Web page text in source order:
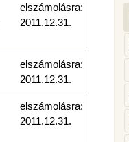
elszámolásra:
2011.12.31.
elszámolásra:
2011.12.31.
elszámolásra:
2011.12.31.